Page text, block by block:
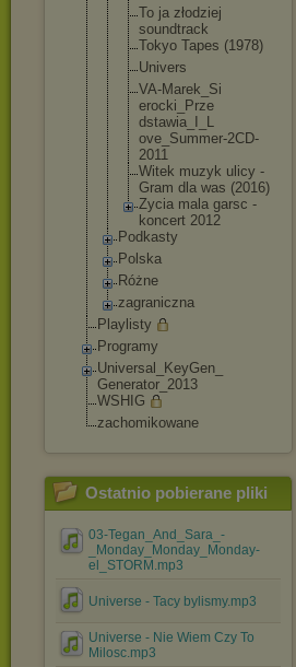
To ja złodziej
soundtrack
Tokyo Tapes (1978)
Univers
VA-Marek_Si
erocki_Prze
dstawia_I_L
ove_Summer-2CD-
2011
Witek muzyk ulicy -
Gram dla was (2016)
Zycia mala garsc -
koncert 2012
Podkasty
Polska
Różne
zagraniczna
Playlisty
Programy
Universal_KeyGen_
Generator_2013
WSHIG
zachomikowane
Ostatnio pobierane pliki
03-Tegan_And_Sara_-
_Monday_Monday_Monday-
el_STORM.mp3
Universe - Tacy bylismy.mp3
Universe - Nie Wiem Czy To
Milosc.mp3